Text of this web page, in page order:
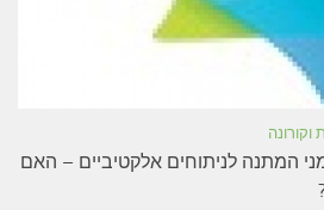
וקורונה
המתנה לניתוחים אלקטיביים – האם